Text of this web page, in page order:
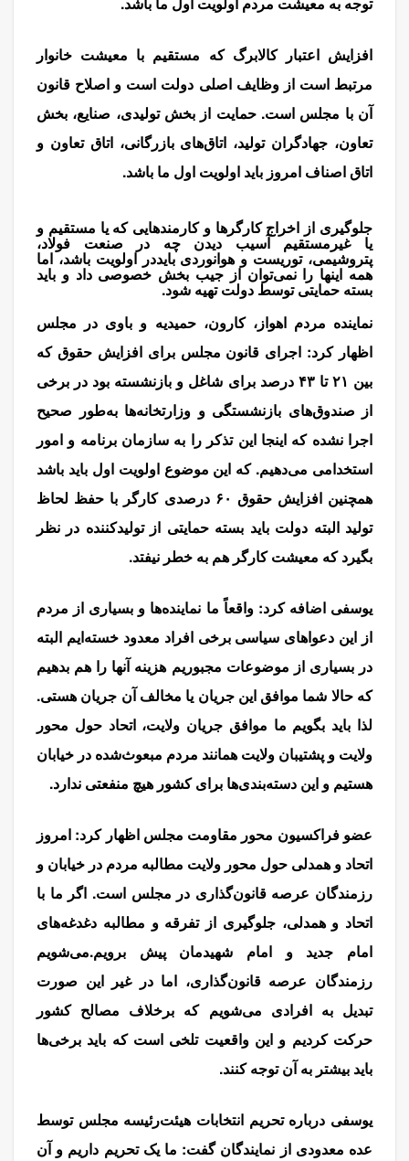
افزایش اعتبار کالابرگ که مستقیم با معیشت خانوار
مرتبط است از وظایف اصلی دولت است و اصلاح قانون
آن با مجلس است. حمایت از بخش تولیدی، صنایع، بخش
تعاون، جهادگران تولید، اتاق‌های بازرگانی، اتاق تعاون و
اتاق اصناف امروز باید اولویت اول ما باشد.
جلوگیری از اخراج کارگرها و کارمندهایی که یا مستقیم و
یا غیرمستقیم آسیب دیدن چه در صنعت فولاد،
پتروشیمی، توریست و هوانوردی بایددر اولویت باشد، اما
همه اینها را نمی‌توان از جیب بخش خصوصی داد و باید
بسته حمایتی توسط دولت تهیه شود.
نماینده مردم اهواز، کارون، حمیدیه و باوی در مجلس
اظهار کرد: اجرای قانون مجلس برای افزایش حقوق که
بین ۲۱ تا ۴۳ درصد برای شاغل و بازنشسته بود در برخی
از صندوق‌های بازنشستگی و وزارتخانه‌ها به‌طور صحیح
اجرا نشده که اینجا این تذکر را به سازمان برنامه و امور
استخدامی می‌دهیم. که این موضوع اولویت اول باید باشد
همچنین افزایش حقوق ۶۰ درصدی کارگر با حفظ لحاظ
تولید البته دولت باید بسته حمایتی از تولیدکننده در نظر
بگیرد که معیشت کارگر هم به خطر نیفتد.
یوسفی اضافه کرد: واقعاً ما نماینده‌ها و بسیاری از مردم
از این دعواهای سیاسی برخی افراد معدود خسته‌ایم البته
در بسیاری از موضوعات مجبوریم هزینه آنها را هم بدهیم
که حالا شما موافق این جریان یا مخالف آن جریان هستی.
لذا باید بگویم ما موافق جریان ولایت، اتحاد حول محور
ولایت و پشتیبان ولایت همانند مردم مبعوث‌شده در خیابان
هستیم و این دسته‌بندی‌ها برای کشور هیچ منفعتی ندارد.
عضو فراکسیون محور مقاومت مجلس اظهار کرد: امروز
اتحاد و همدلی حول محور ولایت مطالبه مردم در خیابان و
رزمندگان عرصه قانون‌گذاری در مجلس است. اگر ما با
اتحاد و همدلی، جلوگیری از تفرقه و مطالبه دغدغه‌های
امام جدید و امام شهیدمان پیش برویم.می‌شویم
رزمندگان عرصه قانون‌گذاری، اما در غیر این صورت
تبدیل به افرادی می‌شویم که برخلاف مصالح کشور
حرکت کردیم و این واقعیت تلخی است که باید برخی‌ها
باید بیشتر به آن توجه کنند.
یوسفی درباره تحریم انتخابات هیئت‌رئیسه مجلس توسط
عده‌ معدودی از نمایندگان گفت: ما یک تحریم داریم و آن